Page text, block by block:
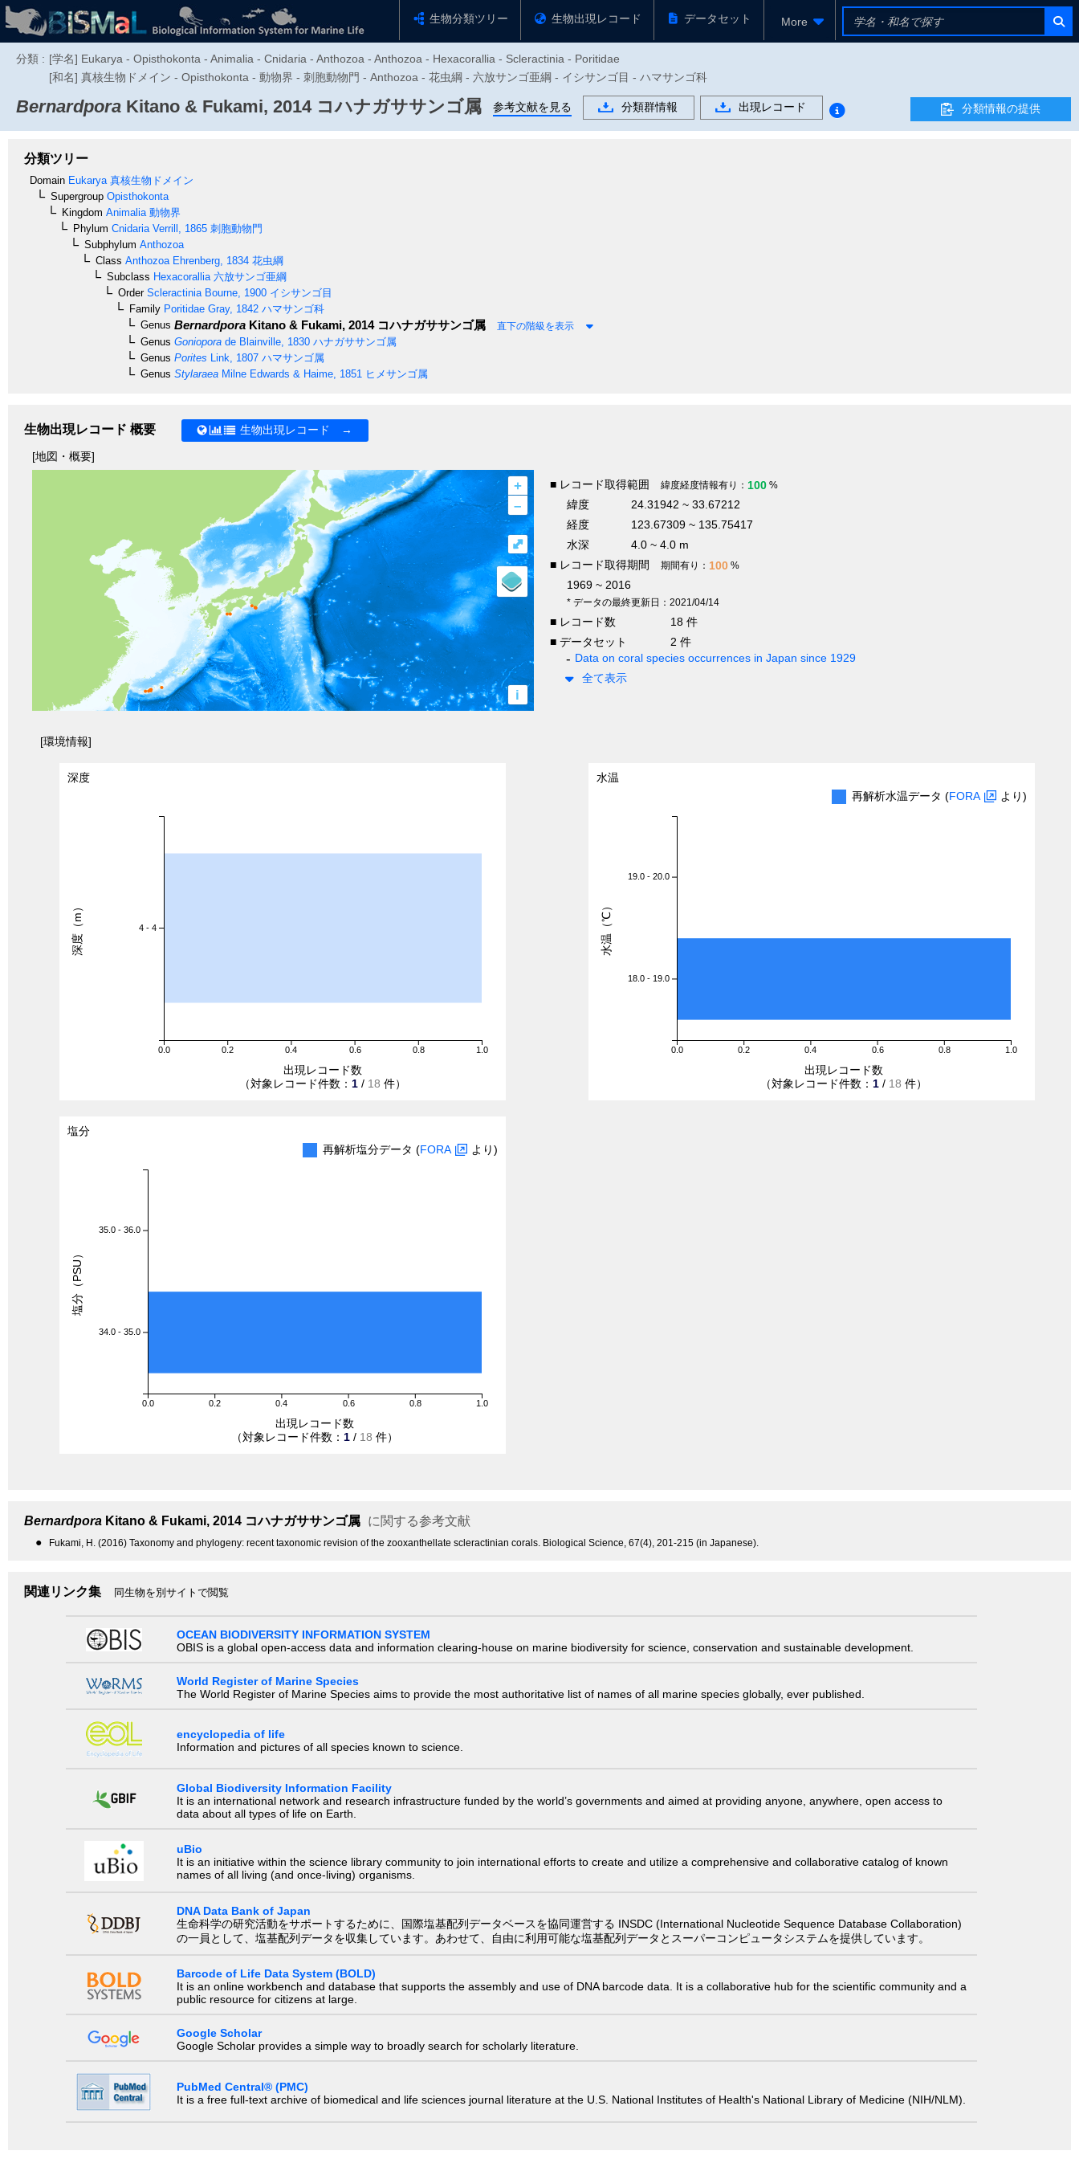
生物分類ツリー 生物出現レコード データセット More
分類 : [学名] Eukarya - Opisthokonta - Animalia - Cnidaria - Anthozoa - Anthozoa - Hexacorallia - Scleractinia - Poritidae
[和名] 真核生物ドメイン - Opisthokonta - 動物界 - 刺胞動物門 - Anthozoa - 花虫綱 - 六放サンゴ亜綱 - イシサンゴ目 - ハマサンゴ科
Bernardpora Kitano & Fukami, 2014 コハナガササンゴ属 参考文献を見る 分類群情報 出現レコード 分類情報の提供
分類ツリー
Domain Eukarya 真核生物ドメイン
Supergroup Opisthokonta
Kingdom Animalia 動物界
Phylum Cnidaria Verrill, 1865 刺胞動物門
Subphylum Anthozoa
Class Anthozoa Ehrenberg, 1834 花虫綱
Subclass Hexacorallia 六放サンゴ亜綱
OrderScleractinia Bourne, 1900 イシサンゴ目
Family Poritidae Gray, 1842 ハマサンゴ科
Genus Bernardpora Kitano & Fukami, 2014コハナガササンゴ属 直下の階級を表示
Genus Goniopora de Blainville, 1830 ハナガササンゴ属
Genus Porites Link, 1807 ハマサンゴ属
Genus Stylaraea Milne Edwards & Haime, 1851 ヒメサンゴ属
生物出現レコード 概要 生物出現レコード →
[地図・概要]
+
–
i
⤢
■ レコード取得範囲 緯度経度情報有り： 100 %
緯度
24.31942 ~ 33.67212
経度
123.67309 ~ 135.75417
水深
4.0 ~ 4.0 m
■ レコード取得期間
期間有り： 100 %
1969 ~ 2016
* データの最終更新日：2021/04/14
■ レコード数
18 件
■ データセット
2 件
Data on coral species occurrences in Japan since 1929
全て表示
[環境情報]
深度
0.0 0.2 0.4 0.6 0.8 1.0
4 - 4
出現レコード数
（対象レコード件数： 1 / 18 件）
深度（m）
水温
再解析水温データ (FORA より)
0.0 0.2 0.4 0.6 0.8 1.0
19.0 - 20.0
18.0 - 19.0
出現レコード数
（対象レコード件数： 1 / 18 件）
水温（℃）
塩分
再解析塩分データ (FORA より)
0.0 0.2 0.4 0.6 0.8 1.0
35.0 - 36.0
34.0 - 35.0
出現レコード数
（対象レコード件数： 1 / 18 件）
塩分（PSU）
Bernardpora Kitano & Fukami, 2014 コハナガササンゴ属 に関する参考文献
● Fukami, H. (2016) Taxonomy and phylogeny: recent taxonomic revision of the zooxanthellate scleractinian corals. Biological Science, 67(4), 201-215 (in Japanese).
関連リンク集 同生物を別サイトで閲覧
OCEAN BIODIVERSITY INFORMATION SYSTEM
OBIS is a global open-access data and information clearing-house on marine biodiversity for science, conservation and sustainable development.
World Register of Marine Species
The World Register of Marine Species aims to provide the most authoritative list of names of all marine species globally, ever published.
encyclopedia of life
Information and pictures of all species known to science.
Global Biodiversity Information Facility
It is an international network and research infrastructure funded by the world’s governments and aimed at providing anyone, anywhere, open access to
data about all types of life on Earth.
uBio
It is an initiative within the science library community to join international efforts to create and utilize a comprehensive and collaborative catalog of known
names of all living (and once-living) organisms.
DNA Data Bank of Japan
生命科学の研究活動をサポートするために、国際塩基配列データベースを協同運営する INSDC (International Nucleotide Sequence Database Collaboration)
の一員として、塩基配列データを収集しています。あわせて、自由に利用可能な塩基配列データとスーパーコンピュータシステムを提供しています。
Barcode of Life Data System (BOLD)
It is an online workbench and database that supports the assembly and use of DNA barcode data. It is a collaborative hub for the scientific community and a
public resource for citizens at large.
Google Scholar
Google Scholar provides a simple way to broadly search for scholarly literature.
PubMed Central® (PMC)
It is a free full-text archive of biomedical and life sciences journal literature at the U.S. National Institutes of Health's National Library of Medicine (NIH/NLM).